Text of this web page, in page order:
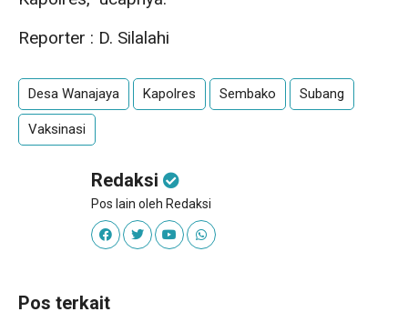
Reporter : D. Silalahi
Desa Wanajaya Kapolres Sembako Subang
Vaksinasi
Redaksi
Pos lain oleh Redaksi
Pos terkait